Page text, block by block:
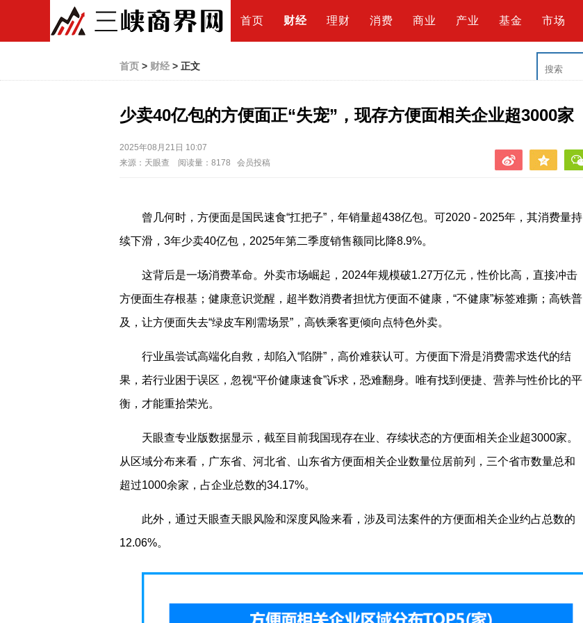
首页 财经 理财 消费 商业 产业 基金 市场
首页 > 财经 > 正文
少卖40亿包的方便面正“失宠”，现存方便面相关企业超3000家
2025年08月21日 10:07
来源：天眼查 阅读量：8178 会员投稿
曾几何时，方便面是国民速食“扛把子”，年销量超438亿包。可2020 - 2025年，其消费量持
续下滑，3年少卖40亿包，2025年第二季度销售额同比降8.9%。
这背后是一场消费革命。外卖市场崛起，2024年规模破1.27万亿元，性价比高，直接冲击
方便面生存根基；健康意识觉醒，超半数消费者担忧方便面不健康，“不健康”标签难撕；高铁普
及，让方便面失去“绿皮车刚需场景”，高铁乘客更倾向点特色外卖。
行业虽尝试高端化自救，却陷入“陷阱”，高价难获认可。方便面下滑是消费需求迭代的结
果，若行业困于误区，忽视“平价健康速食”诉求，恐难翻身。唯有找到便捷、营养与性价比的平
衡，才能重拾荣光。
天眼查专业版数据显示，截至目前我国现存在业、存续状态的方便面相关企业超3000家。
从区域分布来看，广东省、河北省、山东省方便面相关企业数量位居前列，三个省市数量总和
超过1000余家，占企业总数的34.17%。
此外，通过天眼查天眼风险和深度风险来看，涉及司法案件的方便面相关企业约占总数的
12.06%。